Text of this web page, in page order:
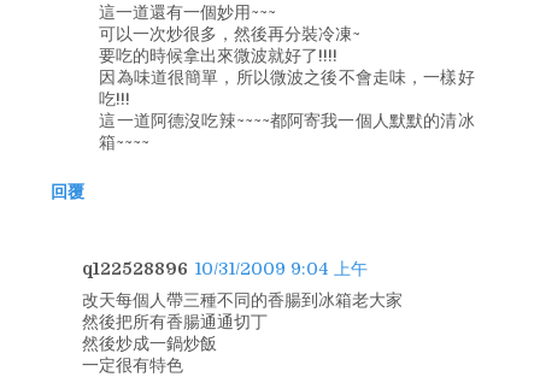
這一道還有一個妙用~~~
可以一次炒很多，然後再分裝冷凍~
要吃的時候拿出來微波就好了!!!!
因為味道很簡單，所以微波之後不會走味，一樣好
吃!!!
這一道阿德沒吃辣~~~~都阿寄我一個人默默的清冰
箱~~~~
回覆
q122528896 10/31/2009 9:04 上午
改天每個人帶三種不同的香腸到冰箱老大家
然後把所有香腸通通切丁
然後炒成一鍋炒飯
一定很有特色